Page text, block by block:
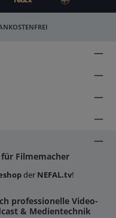
Filmemacher
der NEFAL.tv!
professionelle Video-
& Medientechnik